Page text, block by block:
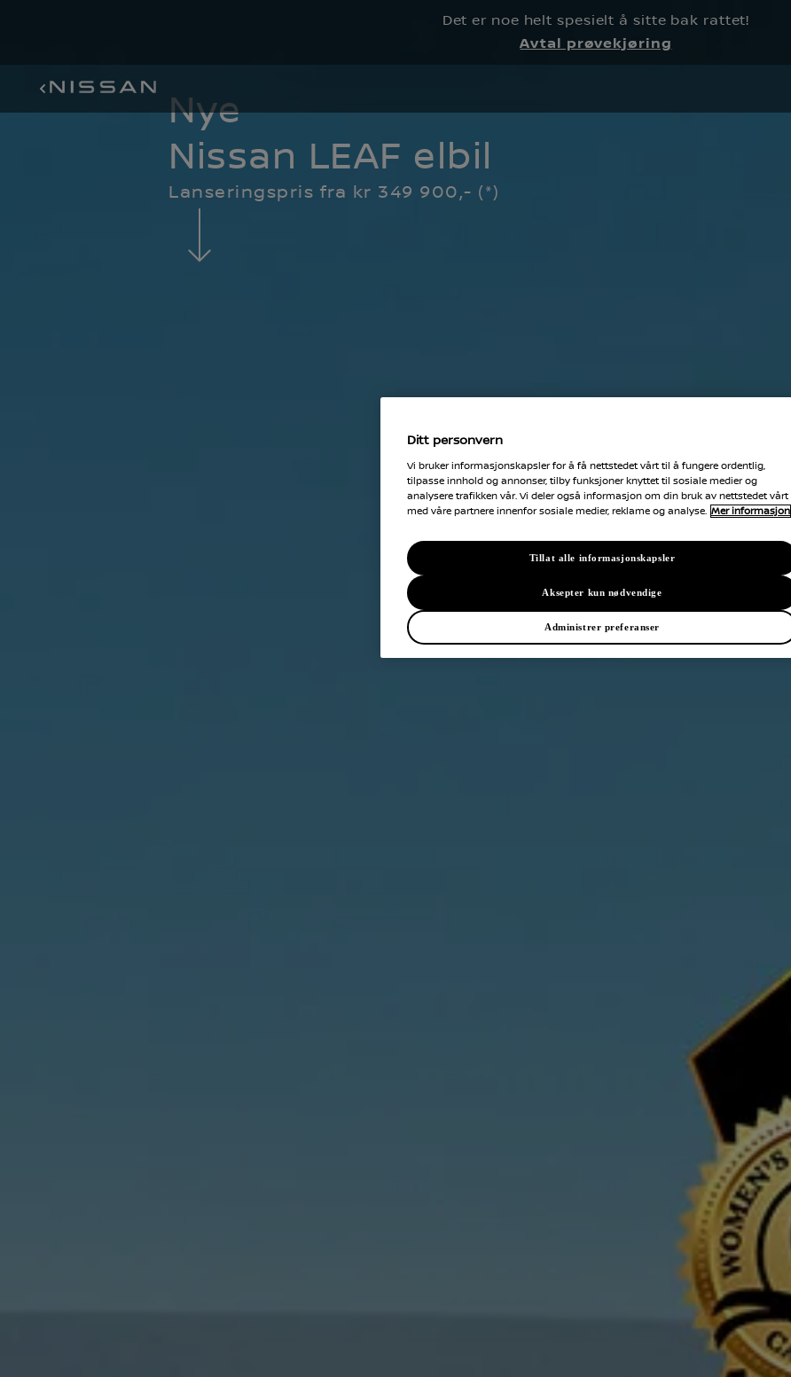
Det er noe helt spesielt å sitte bak rattet!
Avtal prøvekjøring
Nye
Nissan LEAF elbil
Lanseringspris fra kr 349 900,- (*)
Ditt personvern
Vi bruker informasjonskapsler for å få nettstedet vårt til å fungere ordentlig,
tilpasse innhold og annonser, tilby funksjoner knyttet til sosiale medier og
analysere trafikken vår. Vi deler også informasjon om din bruk av nettstedet vårt
med våre partnere innenfor sosiale medier, reklame og analyse. Mer informasjon
Administrer preferanser
Aksepter kun nødvendige
Tillat alle informasjonskapsler